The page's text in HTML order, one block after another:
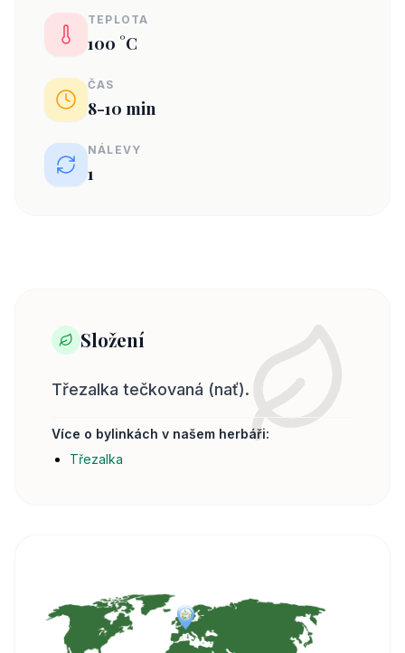
TEPLOTA
100 °C
ČAS
8-10 min
NÁLEVY
1
Složení
Třezalka tečkovaná (nať).
Více o bylinkách v našem herbáři:
Třezalka